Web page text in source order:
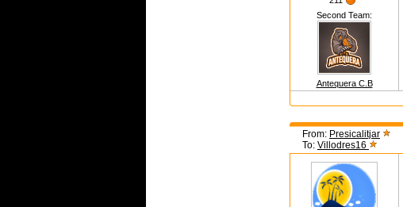
Second Team:
Antequera C.B
From: Presicalitjar
To: Villodres16